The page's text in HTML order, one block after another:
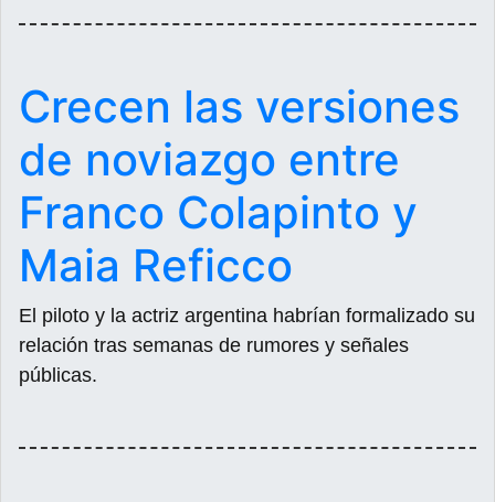
Crecen las versiones
de noviazgo entre
Franco Colapinto y
Maia Reficco
El piloto y la actriz argentina habrían formalizado su
relación tras semanas de rumores y señales
públicas.